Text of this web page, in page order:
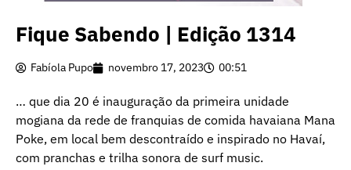
Fique Sabendo | Edição 1314
Fabíola Pupo novembro 17, 2023 00:51
… que dia 20 é inauguração da primeira unidade
mogiana da rede de franquias de comida havaiana Mana
Poke, em local bem descontraído e inspirado no Havaí,
com pranchas e trilha sonora de surf music.